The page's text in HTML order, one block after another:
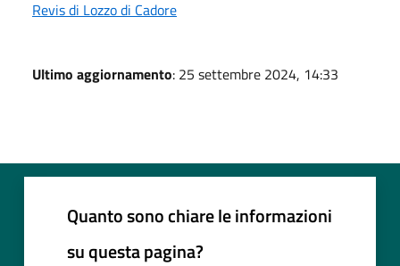
Revis di Lozzo di Cadore
Ultimo aggiornamento: 25 settembre 2024, 14:33
Quanto sono chiare le informazioni
su questa pagina?